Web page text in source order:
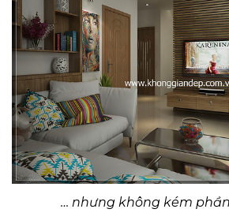
… nhưng không kém